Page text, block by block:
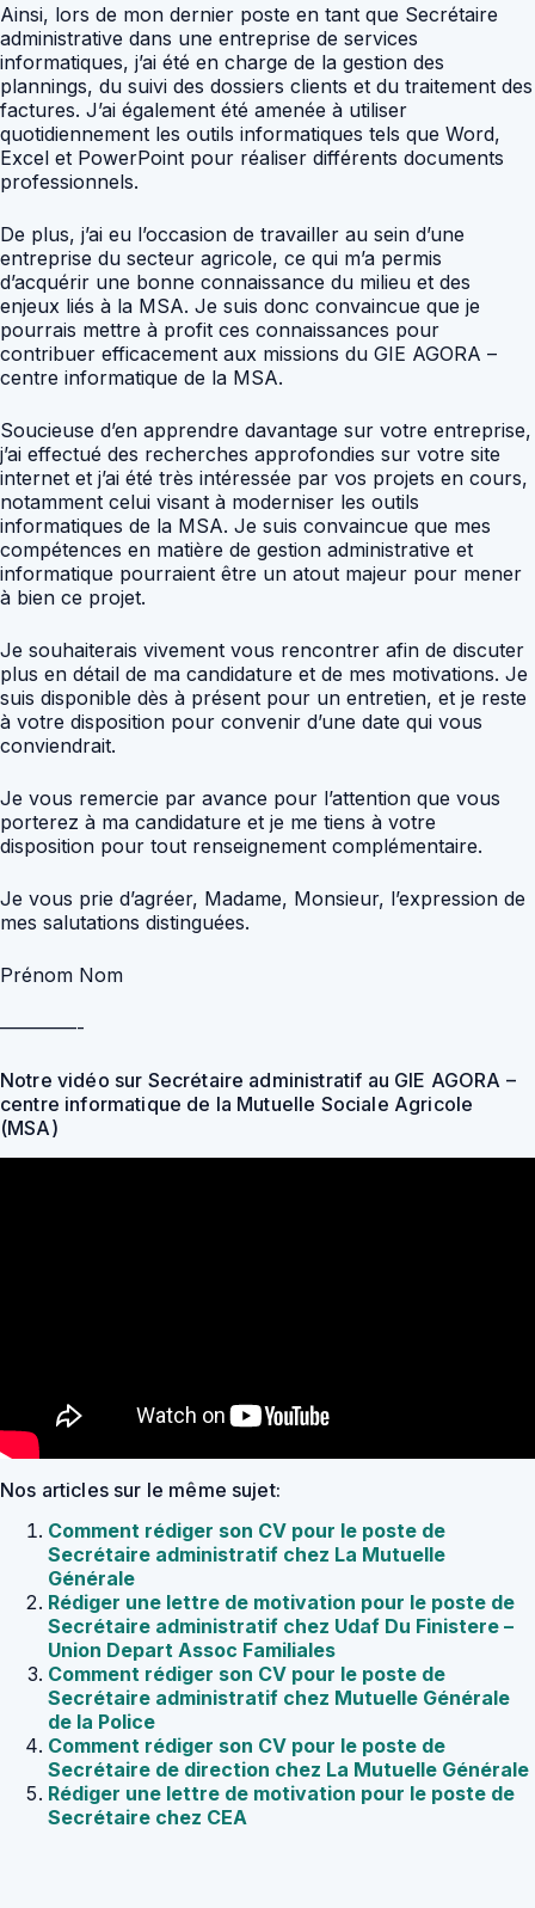
Ainsi, lors de mon dernier poste en tant que Secrétaire
administrative dans une entreprise de services
informatiques, j’ai été en charge de la gestion des
plannings, du suivi des dossiers clients et du traitement des
factures. J’ai également été amenée à utiliser
quotidiennement les outils informatiques tels que Word,
Excel et PowerPoint pour réaliser différents documents
professionnels.
De plus, j’ai eu l’occasion de travailler au sein d’une
entreprise du secteur agricole, ce qui m’a permis
d’acquérir une bonne connaissance du milieu et des
enjeux liés à la MSA. Je suis donc convaincue que je
pourrais mettre à profit ces connaissances pour
contribuer efficacement aux missions du GIE AGORA –
centre informatique de la MSA.
Soucieuse d’en apprendre davantage sur votre entreprise,
j’ai effectué des recherches approfondies sur votre site
internet et j’ai été très intéressée par vos projets en cours,
notamment celui visant à moderniser les outils
informatiques de la MSA. Je suis convaincue que mes
compétences en matière de gestion administrative et
informatique pourraient être un atout majeur pour mener
à bien ce projet.
Je souhaiterais vivement vous rencontrer afin de discuter
plus en détail de ma candidature et de mes motivations. Je
suis disponible dès à présent pour un entretien, et je reste
à votre disposition pour convenir d’une date qui vous
conviendrait.
Je vous remercie par avance pour l’attention que vous
porterez à ma candidature et je me tiens à votre
disposition pour tout renseignement complémentaire.
Je vous prie d’agréer, Madame, Monsieur, l’expression de
mes salutations distinguées.
Prénom Nom
————-
Notre vidéo sur Secrétaire administratif au GIE AGORA –
centre informatique de la Mutuelle Sociale Agricole
(MSA)
Nos articles sur le même sujet:
Comment rédiger son CV pour le poste de
Secrétaire administratif chez La Mutuelle
Générale
Rédiger une lettre de motivation pour le poste de
Secrétaire administratif chez Udaf Du Finistere –
Union Depart Assoc Familiales
Comment rédiger son CV pour le poste de
Secrétaire administratif chez Mutuelle Générale
de la Police
Comment rédiger son CV pour le poste de
Secrétaire de direction chez La Mutuelle Générale
Rédiger une lettre de motivation pour le poste de
Secrétaire chez CEA